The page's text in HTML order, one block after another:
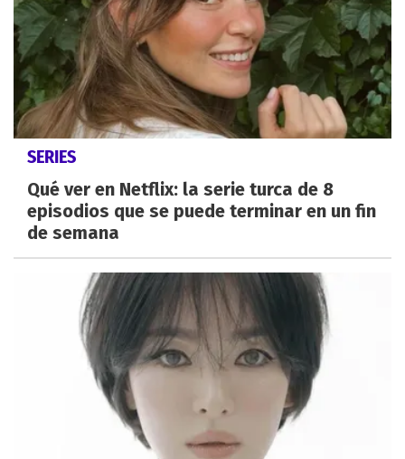
SERIES
Qué ver en Netflix: la serie turca de 8
episodios que se puede terminar en un fin
de semana